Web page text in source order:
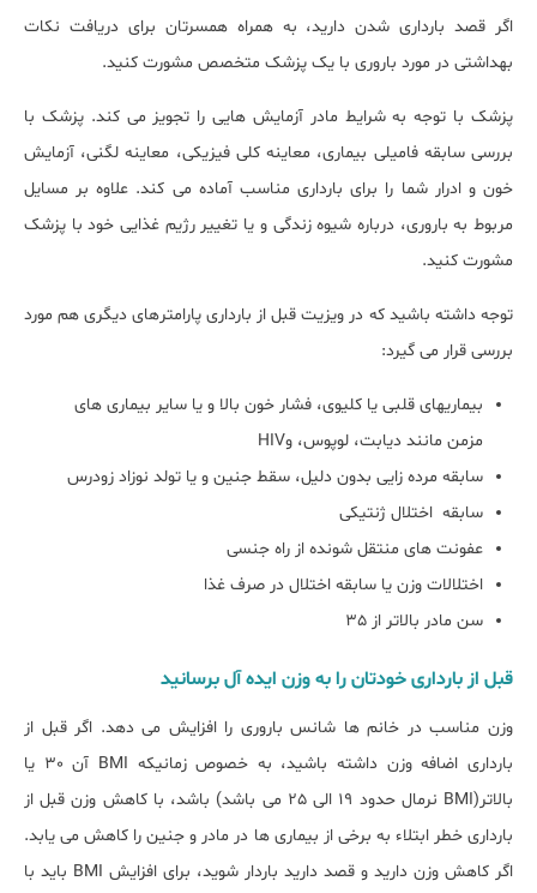
اگر قصد بارداری شدن دارید، به همراه همسرتان برای دریافت نکات
بهداشتی در مورد باروری با یک پزشک متخصص مشورت کنید.
پزشک با توجه به شرایط مادر آزمایش هایی را تجویز می کند. پزشک با
بررسی سابقه فامیلی بیماری، معاینه کلی فیزیکی، معاینه لگنی، آزمایش
خون و ادرار شما را برای بارداری مناسب آماده می کند. علاوه بر مسایل
مربوط به باروری، درباره شیوه زندگی و یا تغییر رژیم غذایی خود با پزشک
مشورت کنید.
توجه داشته باشید که در ویزیت قبل از بارداری پارامترهای دیگری هم مورد
بررسی قرار می گیرد:
بیماریهای قلبی یا کلیوی، فشار خون بالا و یا سایر بیماری های
مزمن مانند دیابت، لوپوس، وHIV
سابقه مرده زایی بدون دلیل، سقط جنین و یا تولد نوزاد زودرس
سابقه اختلال ژنتیکی
عفونت های منتقل شونده از راه جنسی
اختلالات وزن یا سابقه اختلال در صرف غذا
سن مادر بالاتر از 35
قبل از بارداری خودتان را به وزن ایده آل برسانید
وزن مناسب در خانم ها شانس باروری را افزایش می دهد. اگر قبل از
بارداری اضافه وزن داشته باشید، به خصوص زمانیکه BMI آن 30 یا
بالاتر(BMI نرمال حدود 19 الی 25 می باشد) باشد، با کاهش وزن قبل از
بارداری خطر ابتلاء به برخی از بیماری ها در مادر و جنین را کاهش می یابد.
اگر کاهش وزن دارید و قصد دارید باردار شوید، برای افزایش BMI باید با